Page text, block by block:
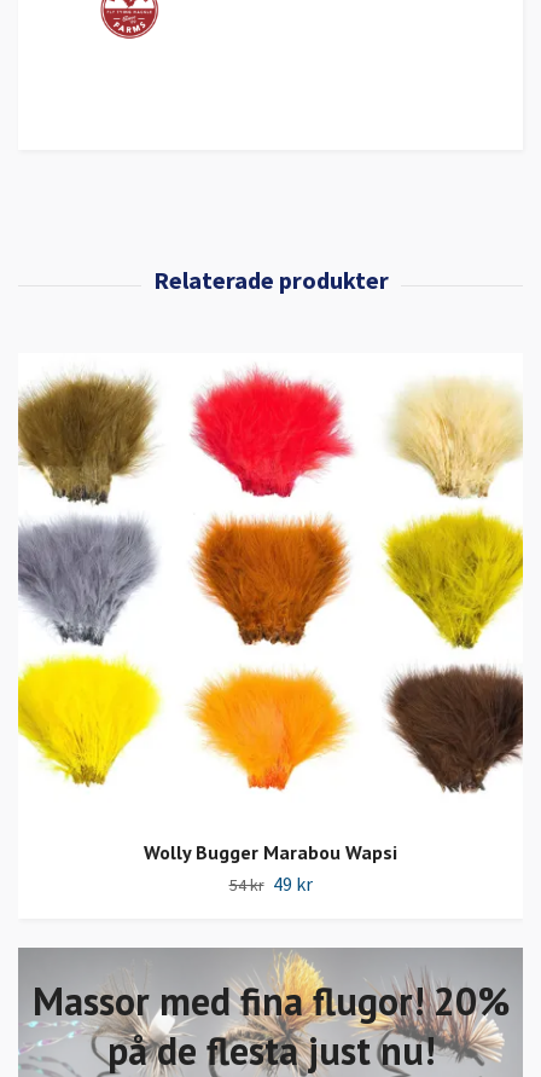
Massor med fina flugor! 20%
på de flesta just nu!
Wolly Bugger Marabou Wapsi
54 kr 49 kr